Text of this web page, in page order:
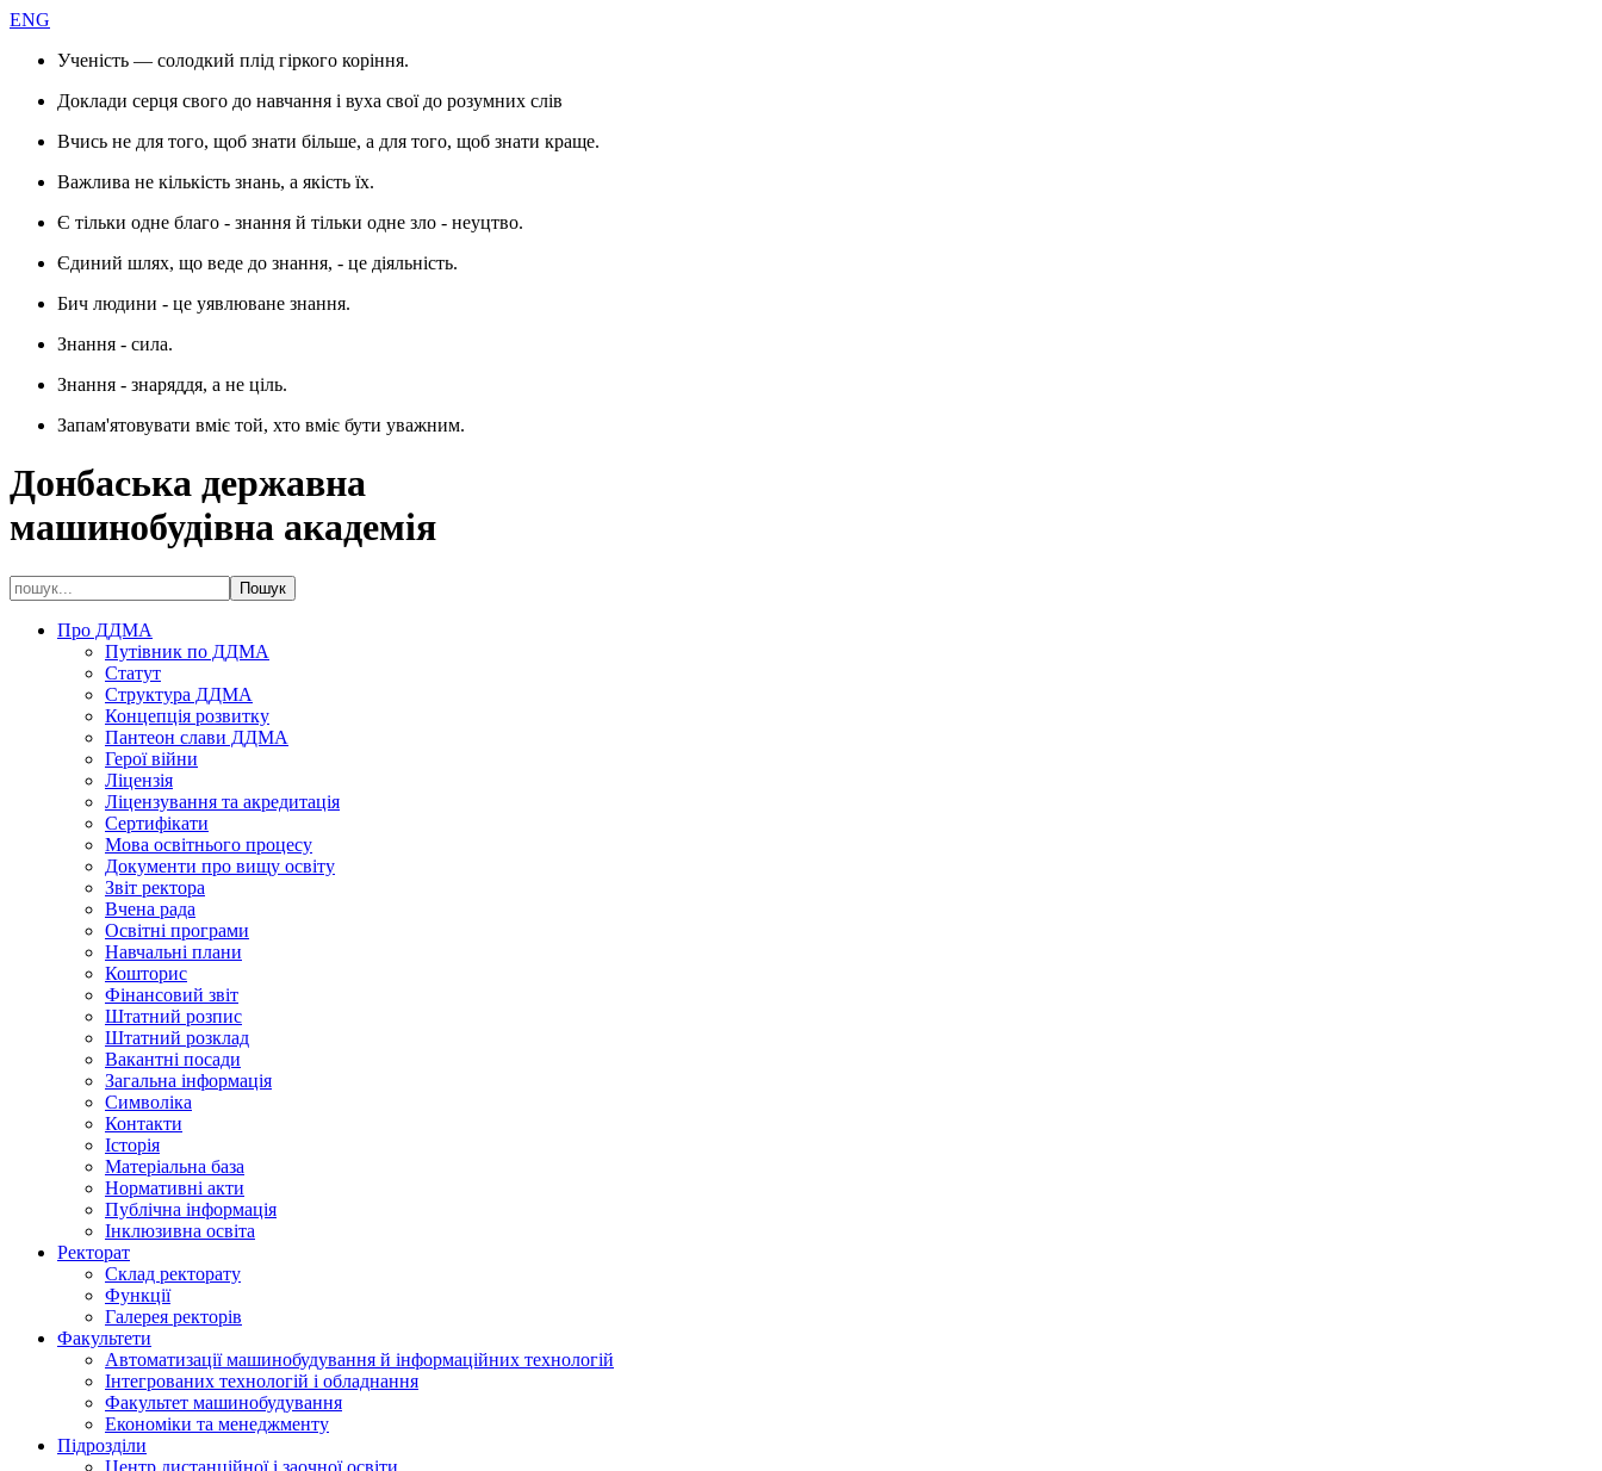
ENG
Ученість — солодкий плід гіркого коріння.
Доклади серця свого до навчання і вуха свої до розумних слів
Вчись не для того, щоб знати більше, а для того, щоб знати краще.
Важлива не кількість знань, а якість їх.
Є тільки одне благо - знання й тільки одне зло - неуцтво.
Єдиний шлях, що веде до знання, - це діяльність.
Бич людини - це уявлюване знання.
Знання - сила.
Знання - знаряддя, а не ціль.
Запам'ятовувати вміє той, хто вміє бути уважним.
Донбаська державна
машинобудівна академія
Про ДДМА
Путівник по ДДМА
Статут
Структура ДДМА
Концепція розвитку
Пантеон слави ДДМА
Герої війни
Ліцензія
Ліцензування та акредитація
Сертифікати
Мова освітнього процесу
Документи про вищу освіту
Звіт ректора
Вчена рада
Освітні програми
Навчальні плани
Кошторис
Фінансовий звіт
Штатний розпис
Штатний розклад
Вакантні посади
Загальна інформація
Символіка
Контакти
Історія
Матеріальна база
Нормативні акти
Публічна інформація
Інклюзивна освіта
Ректорат
Склад ректорату
Функції
Галерея ректорів
Факультети
Автоматизації машинобудування й інформаційних технологій
Інтегрованих технологій і обладнання
Факультет машинобудування
Економіки та менеджменту
Підрозділи
Центр дистанційної і заочної освіти